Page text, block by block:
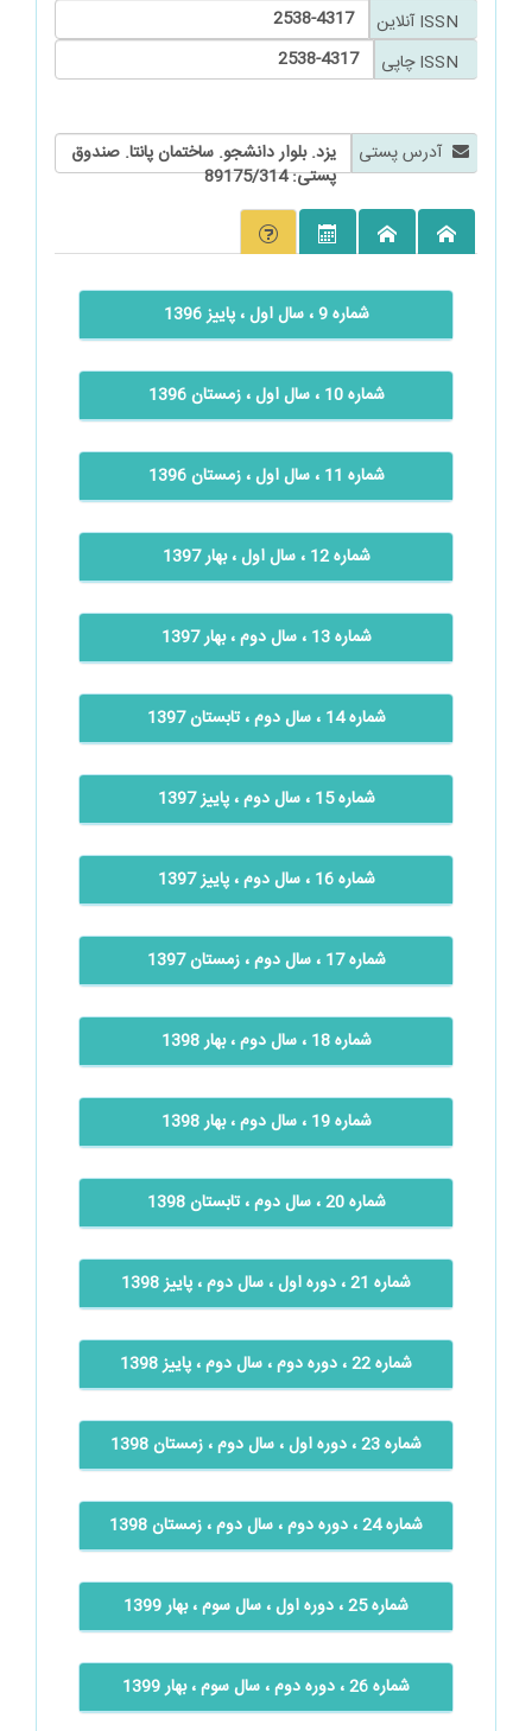
2538-4317
2538-4317
آدرس پستی
یزد. بلوار دانشجو. ساختمان پانتا. صندوق
پستی: 89175/314
شماره 9 ، سال اول ، پاییز 1396
شماره 10 ، سال اول ، زمستان 1396
شماره 11 ، سال اول ، زمستان 1396
شماره 12 ، سال اول ، بهار 1397
شماره 13 ، سال دوم ، بهار 1397
شماره 14 ، سال دوم ، تابستان 1397
شماره 15 ، سال دوم ، پاییز 1397
شماره 16 ، سال دوم ، پاییز 1397
شماره 17 ، سال دوم ، زمستان 1397
شماره 18 ، سال دوم ، بهار 1398
شماره 19 ، سال دوم ، بهار 1398
شماره 20 ، سال دوم ، تابستان 1398
شماره 21 ، دوره اول ، سال دوم ، پاییز 1398
شماره 22 ، دوره دوم ، سال دوم ، پاییز 1398
شماره 23 ، دوره اول ، سال دوم ، زمستان 1398
شماره 24 ، دوره دوم ، سال دوم ، زمستان 1398
شماره 25 ، دوره اول ، سال سوم ، بهار 1399
شماره 26 ، دوره دوم ، سال سوم ، بهار 1399